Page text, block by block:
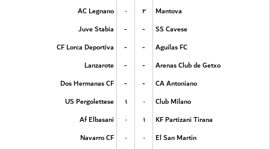
AC Legnano
۰ ۲
Mantova
Juve Stabia
- -
SS Cavese
CF Lorca Deportiva
- -
Aguilas FC
Lanzarote
- -
Arenas Club de Getxo
Dos Hermanas CF
- -
CA Antoniano
US Pergolettese
۱ ۰
Club Milano
Af Elbasani
۰ ۱
KF Partizani Tirana
Navarro CF
۰ ۰
El San Martin